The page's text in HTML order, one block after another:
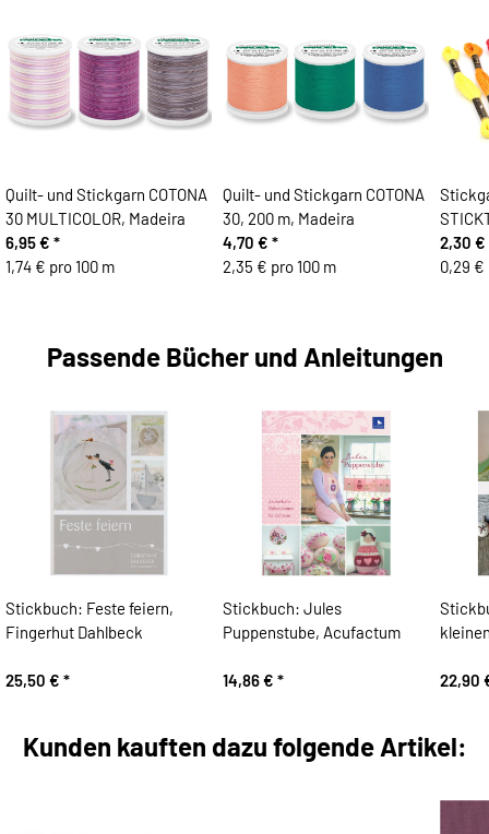
Quilt- und Stickgarn COTONA
30 MULTICOLOR, Madeira
6,95 € *
1,74 € pro 100 m
Quilt- und Stickgarn COTONA
30, 200 m, Madeira
4,70 € *
2,35 € pro 100 m
2,30 €
0,29 €
Passende Bücher und Anleitungen
Stickbuch: Feste feiern,
Fingerhut Dahlbeck
25,50 € *
Stickbuch: Jules
Puppenstube, Acufactum
14,86 € * 22,90
Kunden kauften dazu folgende Artikel: